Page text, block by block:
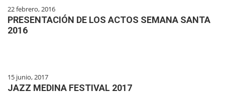
22 febrero, 2016
PRESENTACIÓN DE LOS ACTOS SEMANA SANTA
2016
15 junio, 2017
JAZZ MEDINA FESTIVAL 2017